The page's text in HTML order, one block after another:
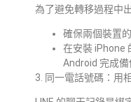
為了避免轉移過程中
確保兩個裝置
在安裝 iPhone
Android 完成
3. 同一電話號碼：用